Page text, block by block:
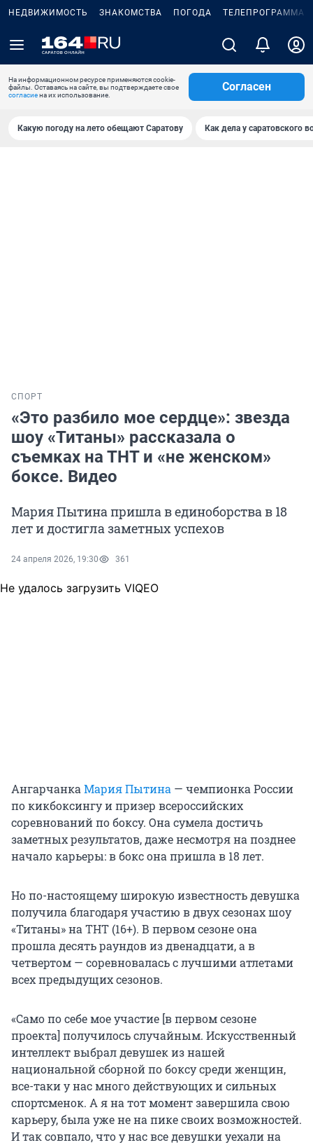
НЕДВИЖИМОСТЬ ЗНАКОМСТВА ПОГОДА ТЕЛЕПРОГРАММА
На информационном ресурсе применяются cookie-
файлы. Оставаясь на сайте, вы подтверждаете свое
согласиена их использование.
Согласен
Какую погоду на лето обещают Саратову Как дела у саратовского
СПОРТ
«Это разбило мое сердце»: звезда
шоу «Титаны» рассказала о
съемках на ТНТ и «не женском»
боксе. Видео
Мария Пытина пришла в единоборства в 18
лет и достигла заметных успехов
24 апреля 2026, 19:30 361
Не удалось загрузить VIQEO
Ангарчанка Мария Пытина — чемпионка России
по кикбоксингу и призер всероссийских
соревнований по боксу. Она сумела достичь
заметных результатов, даже несмотря на позднее
начало карьеры: в бокс она пришла в 18 лет.
Но по-настоящему широкую известность девушка
получила благодаря участию в двух сезонах шоу
«Титаны» на ТНТ (16+). В первом сезоне она
прошла десять раундов из двенадцати, а в
четвертом — соревновалась с лучшими атлетами
всех предыдущих сезонов.
«Само по себе мое участие [в первом сезоне
проекта] получилось случайным. Искусственный
интеллект выбрал девушек из нашей
национальной сборной по боксу среди женщин,
все-таки у нас много действующих и сильных
спортсменок. А я на тот момент завершила свою
карьеру, была уже не на пике своих возможностей.
И так совпало, что у нас все девушки уехали на